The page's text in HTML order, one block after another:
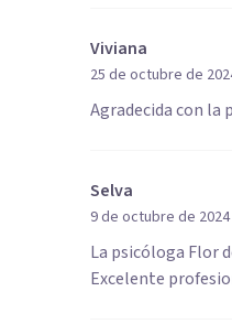
Viviana
25 de octubre de
Agradecida con la
Selva
9 de octubre de 2024
La psicóloga Flor
Excelente